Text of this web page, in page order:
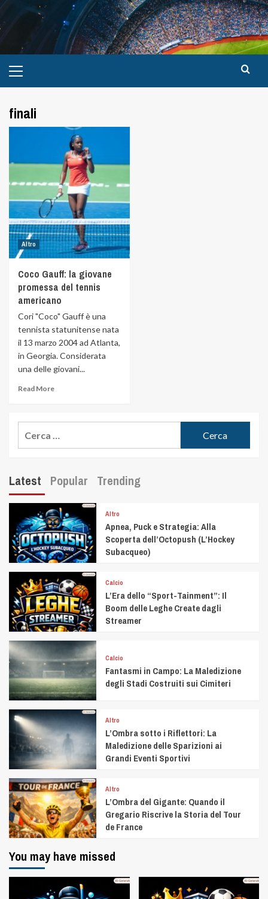
finali
Altro
Coco Gauff: la giovane
promessa del tennis
americano
Cori "Coco" Gauff è una
tennista statunitense nata
il 13 marzo 2004 ad Atlanta,
in Georgia. Considerata
una delle giovani...
Read More
Latest Popular Trending
Altro
Apnea, Puck e Strategia: Alla
Scoperta dell’Octopush (L’Hockey
Subacqueo)
Calcio
L’Era dello “Sport-Tainment”: Il
Boom delle Leghe Create dagli
Streamer
Calcio
Fantasmi in Campo: La Maledizione
degli Stadi Costruiti sui Cimiteri
Altro
L’Ombra sotto i Riflettori: La
Maledizione delle Sparizioni ai
Grandi Eventi Sportivi
Altro
L’Ombra del Gigante: Quando il
Gregario Riscrive la Storia del Tour
de France
You may have missed